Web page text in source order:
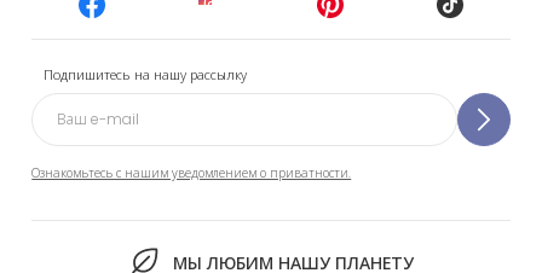
Подпишитесь на нашу рассылку
Ознакомьтесь с нашим уведомлением о приватности.
МЫ ЛЮБИМ НАШУ ПЛАНЕТУ